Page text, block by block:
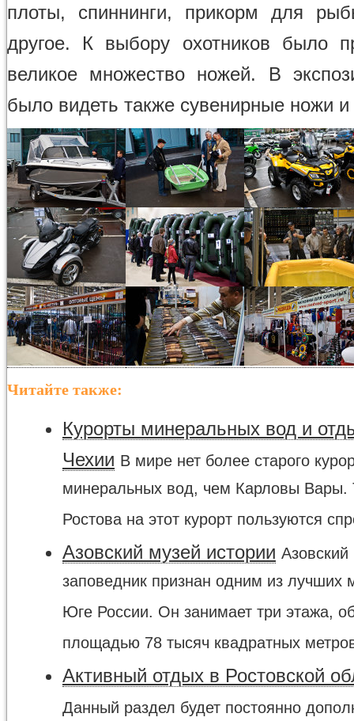
плоты, спиннинги, прикорм для
другое. К выбору охотников было
великое множество ножей. В
было видеть также сувенирные ножи и
Читайте также:
Курорты минеральных вод и
Чехии В мире нет более старого
минеральных вод, чем Карловы Вары.
Ростова на этот курорт пользуются
Азовский музей истории Азовский
заповедник признан одним из лучших
Юге России. Он занимает три этажа,
площадью 78 тысяч квадратных
Активный отдых в Ростовской
Данный раздел будет постоянно